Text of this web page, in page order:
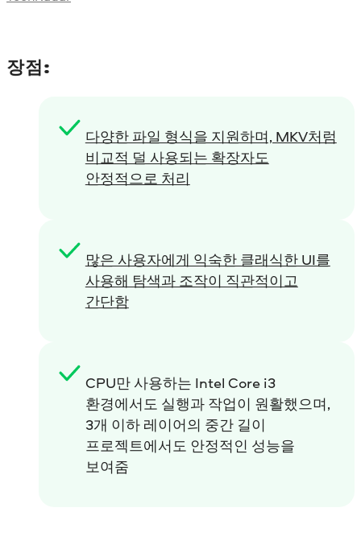
장점:
다양한 파일 형식을 지원하며, MKV처럼
비교적 덜 사용되는 확장자도
안정적으로 처리
많은 사용자에게 익숙한 클래식한 UI를
사용해 탐색과 조작이 직관적이고
간단함
CPU만 사용하는 Intel Core i3
환경에서도 실행과 작업이 원활했으며,
3개 이하 레이어의 중간 길이
프로젝트에서도 안정적인 성능을
보여줌